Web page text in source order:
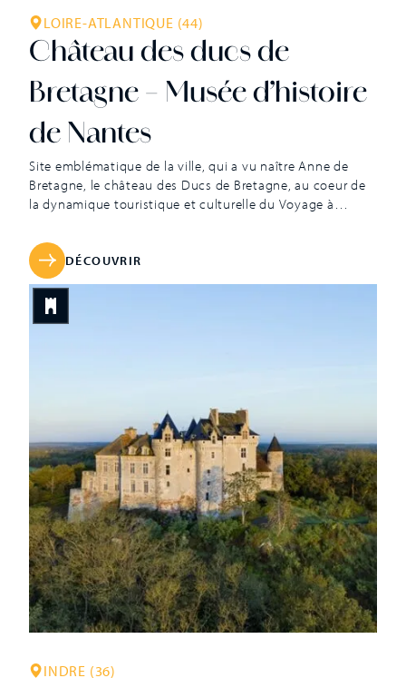
LOIRE-ATLANTIQUE (44)
Château des ducs de
Bretagne – Musée d’histoire
de Nantes
Site emblématique de la ville, qui a vu naître Anne de
Bretagne, le château des Ducs de Bretagne, au coeur de
la dynamique touristique et culturelle du Voyage à
Témoin de l’histoire industrielle de Nantes, le musée a fait
en 2018 l’acquisition de nouvelles pièces de […]
DÉCOUVRIR
INDRE (36)